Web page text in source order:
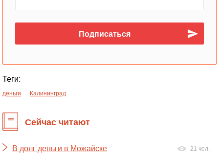
Теги:
деньги Калининград
Сейчас читают
В долг деньги в Можайске 21 чел.